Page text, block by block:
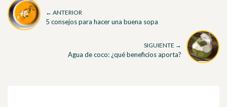
← ANTERIOR
5 consejos para hacer una buena sopa
SIGUIENTE →
Agua de coco: ¿qué beneficios aporta?